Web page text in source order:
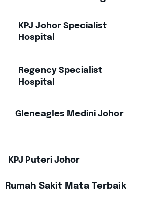
KPJ Johor Specialist
Hospital
Regency Specialist
Hospital
Gleneagles Medini Johor
KPJ Puteri Johor
Rumah Sakit Mata Terbaik